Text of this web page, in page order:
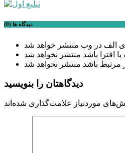
دیدگاه ها (0)
دیدگاهتان را بنویسید